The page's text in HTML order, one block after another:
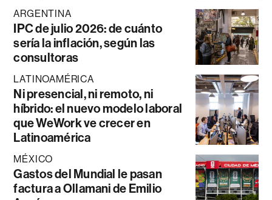
ARGENTINA
IPC de julio 2026: de cuánto
sería la inflación, según las
consultoras
LATINOAMÉRICA
Ni presencial, ni remoto, ni
híbrido: el nuevo modelo laboral
que WeWork ve crecer en
Latinoamérica
MÉXICO
Gastos del Mundial le pasan
factura a Ollamani de Emilio